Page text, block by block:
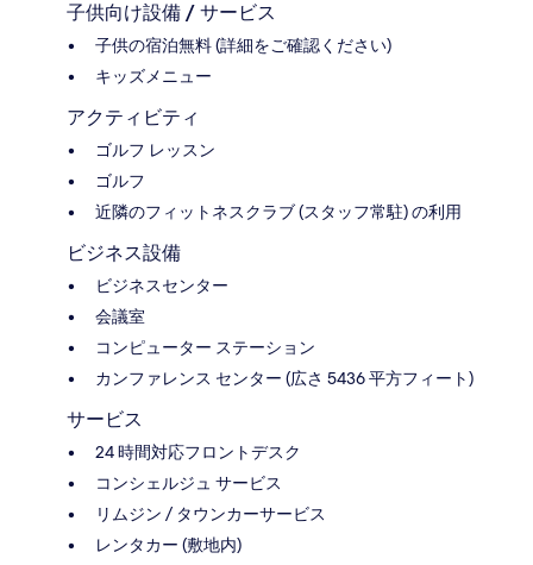
子供向け設備 / サービス
子供の宿泊無料 (詳細をご確認ください)
キッズメニュー
アクティビティ
ゴルフ レッスン
ゴルフ
近隣のフィットネスクラブ (スタッフ常駐) の利用
ビジネス設備
ビジネスセンター
会議室
コンピューター ステーション
カンファレンス センター (広さ 5436 平方フィート)
サービス
24 時間対応フロントデスク
コンシェルジュ サービス
リムジン / タウンカーサービス
レンタカー (敷地内)